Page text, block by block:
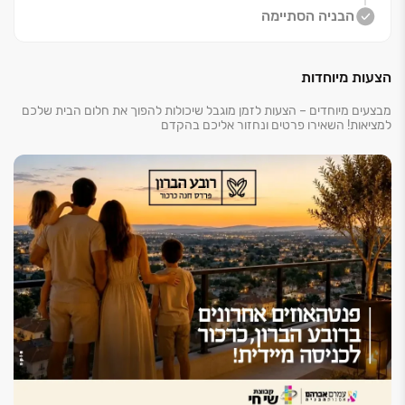
הבניה הסתיימה
הצעות מיוחדות
מבצעים מיוחדים – הצעות לזמן מוגבל שיכולות להפוך את חלום הבית שלכם
למציאות! השאירו פרטים ונחזור אליכם בהקדם